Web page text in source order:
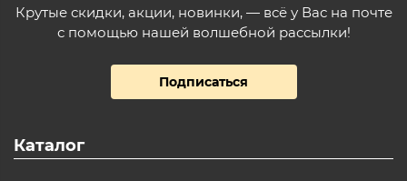
Крутые скидки, акции, новинки, — всё у Вас на почте
с помощью нашей волшебной рассылки!
Подписаться
Каталог